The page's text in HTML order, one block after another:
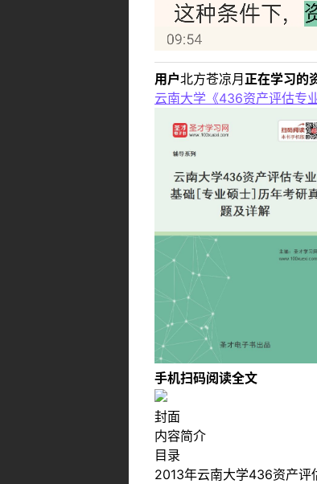
用户北方苍凉月正在学习的
云南大学《436资产评估专
手机扫码阅读全文
封面
内容简介
目录
2013年云南大学436资产